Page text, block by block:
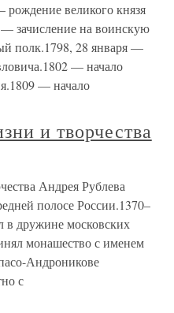
великого князя
зачисление на воинскую
полк.1798, 28 января —
— начало
— начало
и творчества
Андрея Рублева
полосе России.1370–
в дружине московских
монашество с именем
Андроникове
с